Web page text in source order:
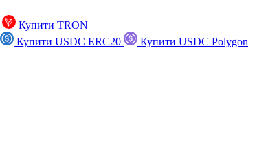
Купити TRON
Купити USDC ERC20
Купити USDC Polygon